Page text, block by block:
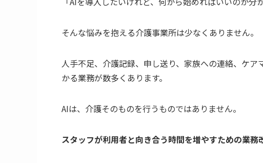
そんな悩みを抱える介護事業所は少なくありません。
人手不足、介護記録、申し送り、家族への連絡、ケ
かる業務が数多くあります。
AIは、介護そのものを行うものではありません。
スタッフが利用者と向き合う時間を増やすための業務